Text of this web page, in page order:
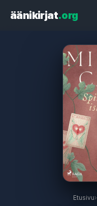
äänikirjat.org
Etusivu›